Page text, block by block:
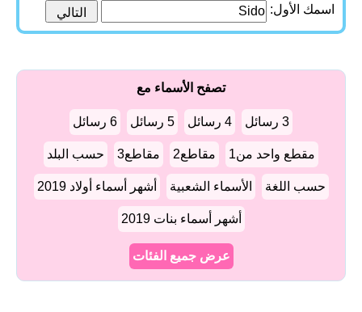
اسمك الأول:
تصفح الأسماء مع
3 رسائل 4 رسائل 5 رسائل 6 رسائل
مقطع واحد من1 مقاطع2 مقاطع3 حسب البلد
حسب اللغة الأسماء الشعبية أشهر أسماء أولاد 2019
أشهر أسماء بنات 2019
عرض جميع الفئات